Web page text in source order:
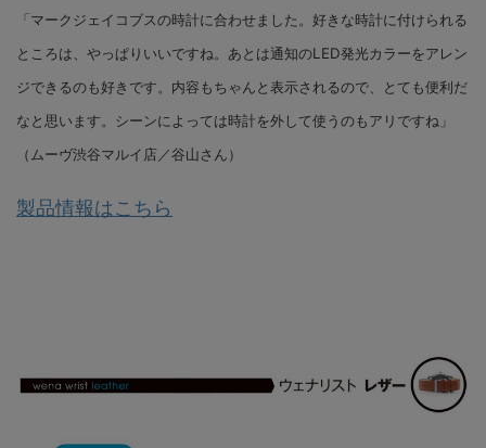
「マークジェイコブスの時計に合わせました。好きな時計に付けられる
ところは、やっぱりいいですね。あとは通知のLED発光カラーをアレン
ジできるのも好きです。内容もちゃんと表示されるので、とても便利だ
なと思います。シーンによっては時計を外して使うのもアリですね」
（ムーヴ渋谷マルイ店／谷山さん）
製品情報はこちら